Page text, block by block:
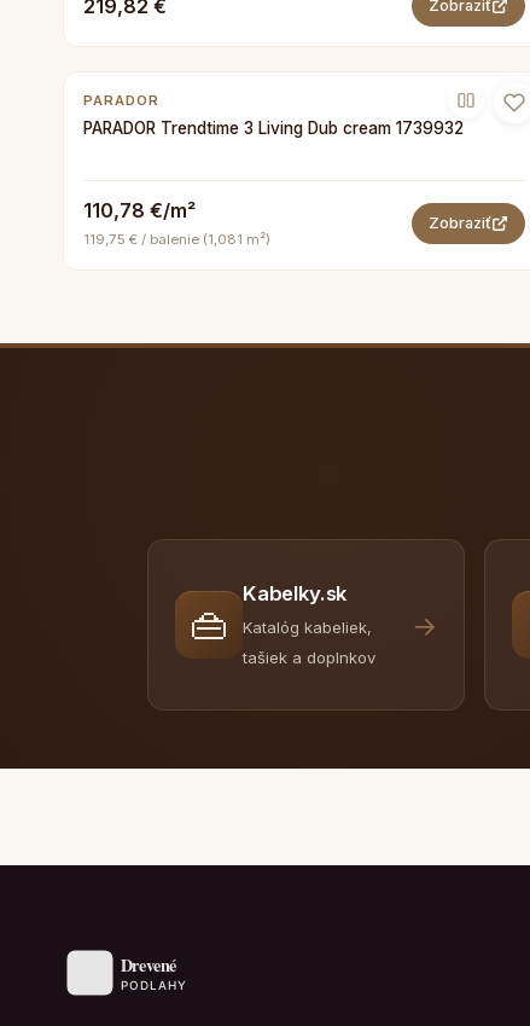
219,82 € Zobraziť
PARADOR
PARADOR Trendtime 3 Living Dub cream 1739932
110,78 €/m²
119,75 € / balenie (1,081 m²)
Zobraziť
👜
Kabelky.sk
Katalóg kabeliek,
tašiek a doplnkov
→